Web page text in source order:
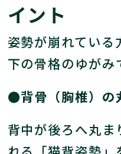
イント
姿勢が崩れてい
下の骨格のゆがみ
●背骨（胸椎）の
背中が後ろへ丸ま